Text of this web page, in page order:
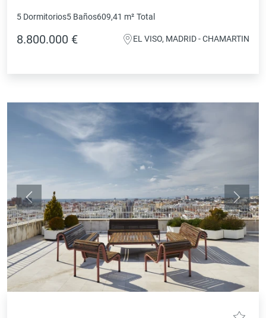
5 Dormitorios5 Baños609,41 m² Total
8.800.000 € EL VISO, MADRID - CHAMARTIN
Anterior